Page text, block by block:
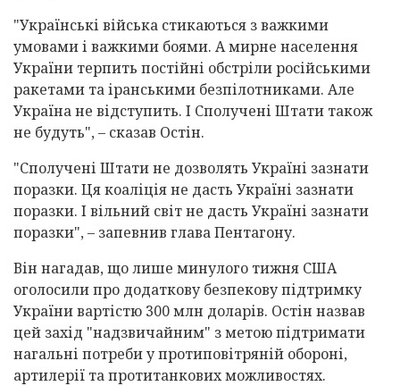
"Українські війська стикаються з важкими
умовами і важкими боями. А мирне населення
України терпить постійні обстріли російськими
ракетами та іранськими безпілотниками. Але
Україна не відступить. І Сполучені Штати також
не будуть", – сказав Остін.
"Сполучені Штати не дозволять Україні зазнати
поразки. Ця коаліція не дасть Україні зазнати
поразки. І вільний світ не дасть Україні зазнати
поразки", – запевнив глава Пентагону.
Він нагадав, що лише минулого тижня США
оголосили про додаткову безпекову підтримку
України вартістю 300 млн доларів. Остін назвав
цей захід "надзвичайним" з метою підтримати
нагальні потреби у протиповітряній обороні,
артилерії та протитанкових можливостях.